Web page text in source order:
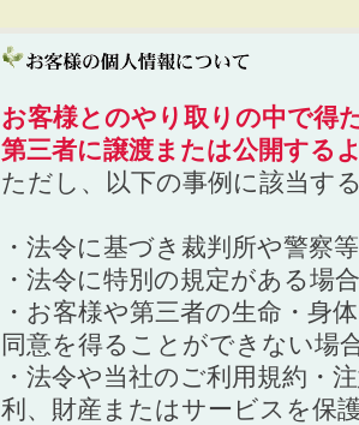
お客様とのやり取りの中で得
第三者に譲渡または公開する
ただし、以下の事例に該当す
・法令に基づき裁判所や警察
・法令に特別の規定がある場合
・お客様や第三者の生命・身
同意を得ることができない場
・法令や当社のご利用規約・
利、財産またはサービスを保